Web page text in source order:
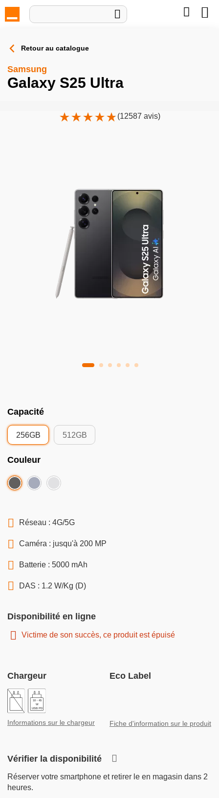
Mon

Retour au catalogue
Samsung
Galaxy S25 Ultra
Couleur
Capacité
256GB 512GB
Réseau : 4G/5G
Caméra : jusqu'à 200 MP
Batterie : 5000 mAh
DAS : 1.2 W/Kg (D)
Disponibilité en ligne
Victime de son succès, ce produit est épuisé
Chargeur
10 - 45
W
USB PD
Informations sur le chargeur
Eco Label
Fiche d'information sur le produit
Vérifier la disponibilité
Réserver votre smartphone et retirer le en magasin dans 2
heures.
(12587 avis)